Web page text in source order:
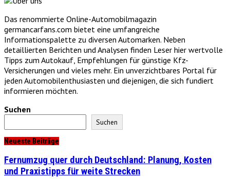
Das renommierte Online-Automobilmagazin
germancarfans.com bietet eine umfangreiche
Informationspalette zu diversen Automarken. Neben
detaillierten Berichten und Analysen finden Leser hier wertvolle
Tipps zum Autokauf, Empfehlungen für günstige Kfz-
Versicherungen und vieles mehr. Ein unverzichtbares Portal für
jeden Automobilenthusiasten und diejenigen, die sich fundiert
informieren möchten.
Suchen
Suchen
Neueste Beiträge
Fernumzug quer durch Deutschland: Planung, Kosten
und Praxistipps für weite Strecken